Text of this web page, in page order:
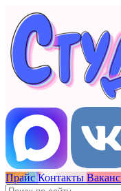
Прайс Контакты